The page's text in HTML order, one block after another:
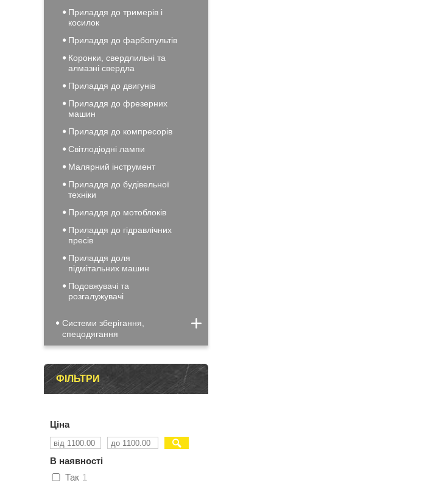
Приладдя до тримерів і
косилок
Приладдя до фарбопультів
Коронки, свердлильні та
алмазні свердла
Приладдя до двигунів
Приладдя до фрезерних
машин
Приладдя до компресорів
Світлодіодні лампи
Малярний інструмент
Приладдя до будівельної
техніки
Приладдя до мотоблоків
Приладдя до гідравлічних
пресів
Приладдя доля
підмітальних машин
Подовжувачі та
розгалужувачі
Системи зберігання,
спецодягання
ФІЛЬТРИ
Ціна
В наявності
Так 1